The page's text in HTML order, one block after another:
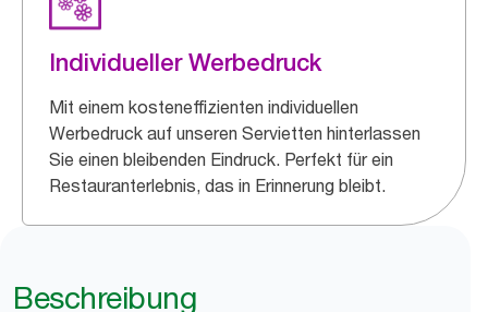
Individueller Werbedruck
Mit einem kosteneffizienten individuellen
Werbedruck auf unseren Servietten hinterlassen
Sie einen bleibenden Eindruck. Perfekt für ein
Restauranterlebnis, das in Erinnerung bleibt.
Beschreibung